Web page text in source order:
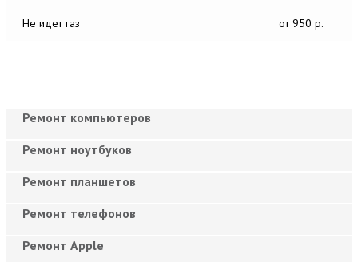
Не идет газ от 950 р.
Ремонт компьютеров
Ремонт ноутбуков
Ремонт планшетов
Ремонт телефонов
Ремонт Apple